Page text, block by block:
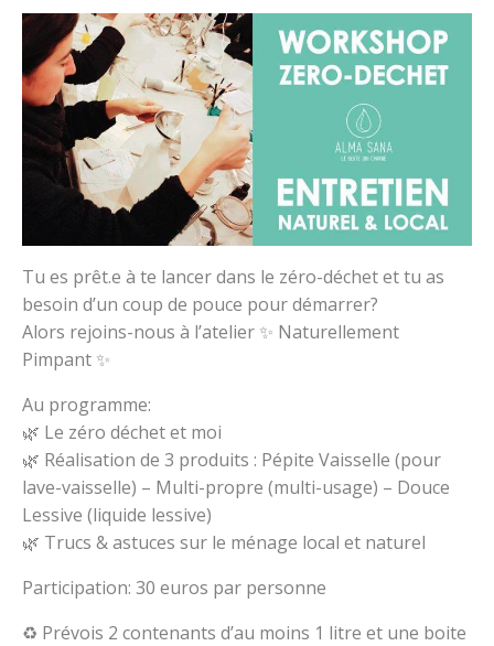
Tu es prêt.e à te lancer dans le zéro-déchet et tu as
besoin d’un coup de pouce pour démarrer?
Alors rejoins-nous à l’atelier ✨ Naturellement
Pimpant ✨
Au programme:
🌿 Le zéro déchet et moi
🌿 Réalisation de 3 produits : Pépite Vaisselle (pour
lave-vaisselle) – Multi-propre (multi-usage) – Douce
Lessive (liquide lessive)
🌿 Trucs & astuces sur le ménage local et naturel
Participation: 30 euros par personne
♻️ Prévois 2 contenants d’au moins 1 litre et une boite